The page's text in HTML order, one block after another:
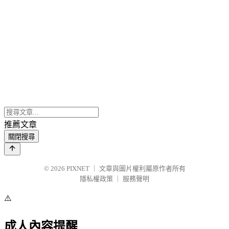
推薦文章
關閉搜尋
© 2026 PIXNET
文章與圖片權利屬原作者所有
隱私權政策
服務聲明
⚠️
成人內容提醒